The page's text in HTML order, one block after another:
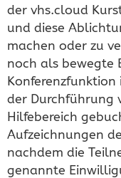
der vhs.cloud
und diese
machen oder zu
noch als bewegte
der Durchführung
Hilfebereich
Aufzeichnungen
nachdem die
genannte